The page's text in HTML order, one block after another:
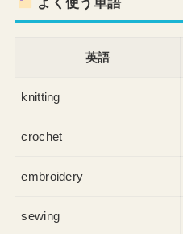
英語
knitting
crochet
embroidery
sewing